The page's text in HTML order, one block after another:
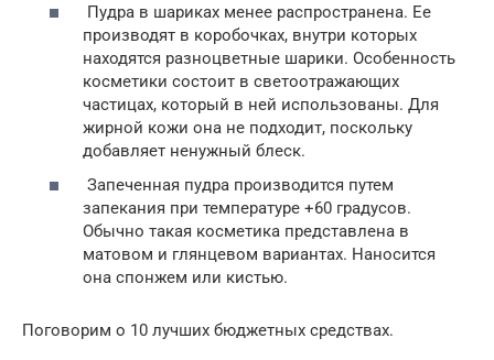
Пудра в шариках менее распространена. Ее
производят в коробочках, внутри которых
находятся разноцветные шарики. Особенность
косметики состоит в светоотражающих
частицах, который в ней использованы. Для
жирной кожи она не подходит, поскольку
добавляет ненужный блеск.
Запеченная пудра производится путем
запекания при температуре +60 градусов.
Обычно такая косметика представлена в
матовом и глянцевом вариантах. Наносится
она спонжем или кистью.
Поговорим о 10 лучших бюджетных средствах.